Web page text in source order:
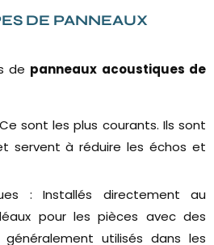
DE PANNEAUX
de panneaux acoustiques de
sont les plus courants. Ils sont
servent à réduire les échos et
: Installés directement au
pour les pièces avec des
utilisés dans les